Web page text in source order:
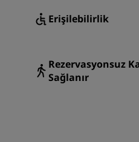
Erişilebilirlik
Rezervasyonsuz
Sağlanır